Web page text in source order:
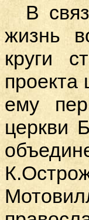
В
жизнь
круги
проекта
ему
церкви
Мотовил